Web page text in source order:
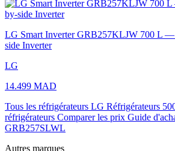
LG Smart Inverter GRB257KLJW 700 L —
side Inverter
LG
14.499 MAD
Tous les réfrigérateurs LG Réfrigérateurs
réfrigérateurs Comparer les prix Guide
GRB257SLWL
Autres marques